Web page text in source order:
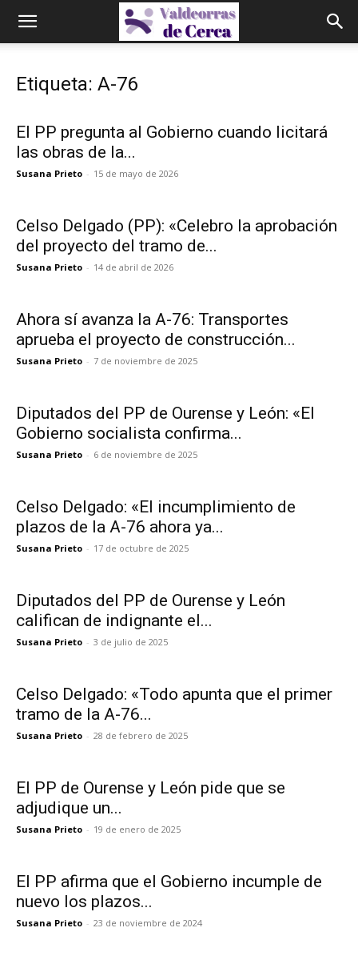
Etiqueta: A-76
El PP pregunta al Gobierno cuando licitará
las obras de la...
Susana Prieto - 15 de mayo de 2026
Celso Delgado (PP): «Celebro la aprobación
del proyecto del tramo de...
Susana Prieto - 14 de abril de 2026
Ahora sí avanza la A-76: Transportes
aprueba el proyecto de construcción...
Susana Prieto - 7 de noviembre de 2025
Diputados del PP de Ourense y León: «El
Gobierno socialista confirma...
Susana Prieto - 6 de noviembre de 2025
Celso Delgado: «El incumplimiento de
plazos de la A-76 ahora ya...
Susana Prieto - 17 de octubre de 2025
Diputados del PP de Ourense y León
califican de indignante el...
Susana Prieto - 3 de julio de 2025
Celso Delgado: «Todo apunta que el primer
tramo de la A-76...
Susana Prieto - 28 de febrero de 2025
El PP de Ourense y León pide que se
adjudique un...
Susana Prieto - 19 de enero de 2025
El PP afirma que el Gobierno incumple de
nuevo los plazos...
Susana Prieto - 23 de noviembre de 2024